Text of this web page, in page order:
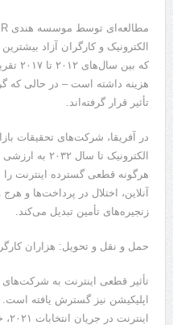
الکترونیک و کارگران آزاد
هزینه داشته است – در حالی که
تأثیر قرار گرفته‌اند.
در آفریقا، شرکت‌های تحقیقات
هرگونه قطعی گسترده اینترنت
آنلاین، اختلال در پرداخت‌ها و
زنجیره‌های تأمین تبدیل می‌کند.
حمل و نقل و تحویل: هزاران کارگر
تأثیر قطعی اینترنت به
اپلیکیشن نیز گسترش یافته است.